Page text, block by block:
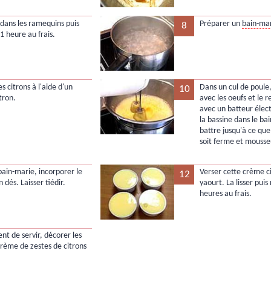
les ramequins puis
heure au frais.
8 Préparer un bain-
citrons à l'aide d'un
10
Dans un cul de
avec les oeufs et le
avec un batteur
la bassine dans le
battre jusqu'à ce
soit ferme et
marie, incorporer le
dés. Laisser tiédir.
12
Verser cette crème
yaourt. La lisser puis
heures au frais.
de servir, décorer les
de zestes de citrons